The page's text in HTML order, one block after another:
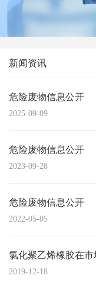
新闻资讯
危险废物信息公开
2025-09-09
危险废物信息公开
2023-09-28
危险废物信息公开
2022-05-05
氯化聚乙烯橡胶在市
2019-12-18